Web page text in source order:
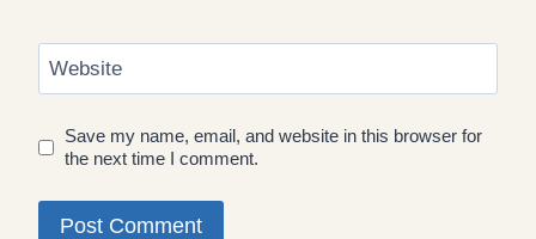
Website
Save my name, email, and website in this browser for
the next time I comment.